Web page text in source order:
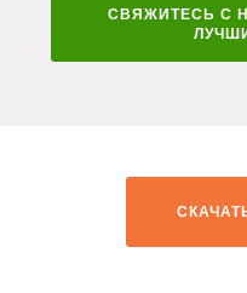
СВЯЖИТЕСЬ С